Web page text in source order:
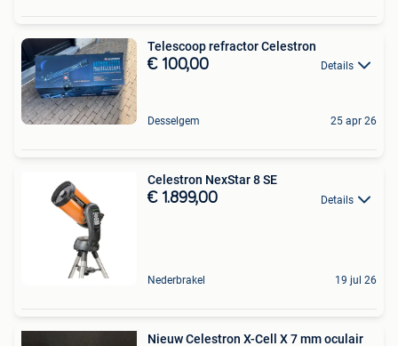
Telescoop refractor Celestron
€ 100,00 Details
Desselgem 25 apr 26
Celestron NexStar 8 SE
€ 1.899,00 Details
Nederbrakel 19 jul 26
Nieuw Celestron X-Cell X 7 mm oculair